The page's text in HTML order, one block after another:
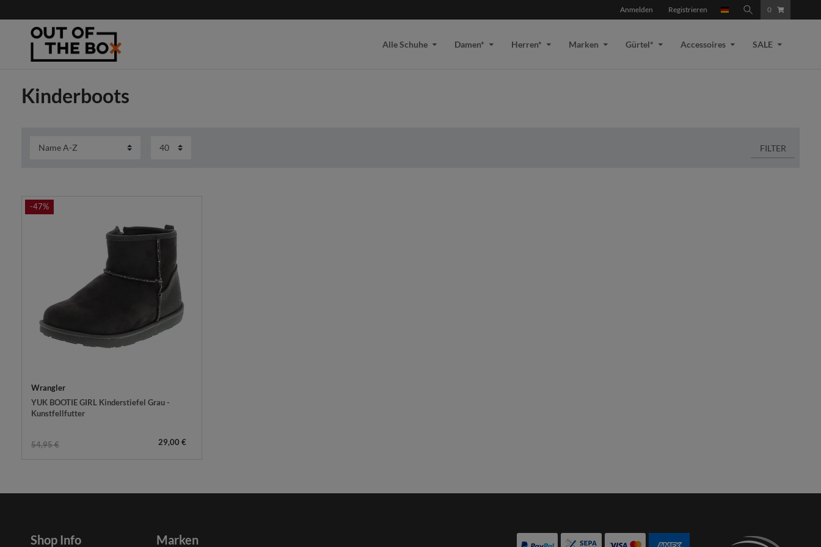
Anmelden Registrieren 0
Alle Schuhe Damen* Herren* Marken Gürtel* Accessoires SALE
Kinderboots
FILTER
-47%
Wrangler
YUK BOOTIE GIRL Kinderstiefel Grau -
Kunstfellfutter
54,95 € 29,00 €
Shop Info Marken